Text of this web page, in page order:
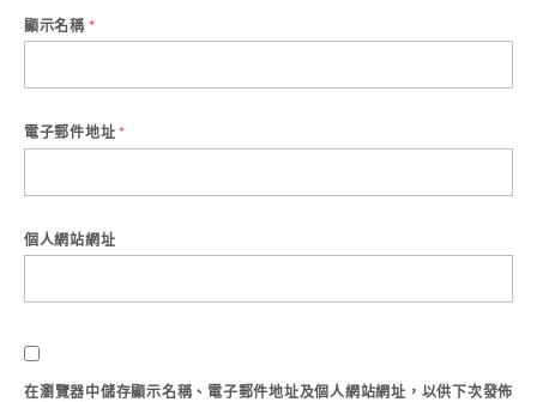
顯示名稱 *
電子郵件地址 *
個人網站網址
在瀏覽器中儲存顯示名稱、電子郵件地址及個人網站網址，以供下次發佈